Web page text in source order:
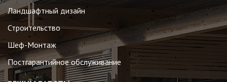
Ландшафтный дизайн
Строительство
Шеф-Монтаж
Постгарантийное обслуживание